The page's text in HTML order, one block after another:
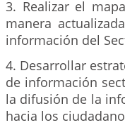
3. Realizar el
manera
información del
4. Desarrollar
de información
la difusión de la
hacia los